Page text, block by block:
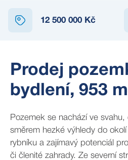
12 500 000 Kč
Prodej
bydlení, 953
Pozemek se nachází ve
směrem hezké výhledy do
rybníku a zajímavý potenciál
či členité zahrady. Ze severní